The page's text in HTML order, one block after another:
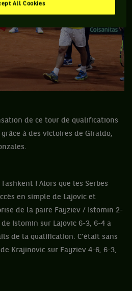
de ce tour de qualifications
à des victoires de Giraldo,
! Alors que les Serbes
en simple de Lajovic et
de la paire Fayziev / Istomin 2-
Istomin sur Lajovic 6-3, 6-4 a
de la qualification. C’était sans
Krajinovic sur Fayziev 4-6, 6-3,
All Cookies